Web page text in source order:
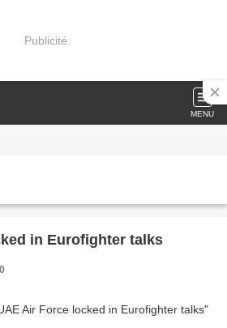
Publicité
MENU
in Eurofighter talks